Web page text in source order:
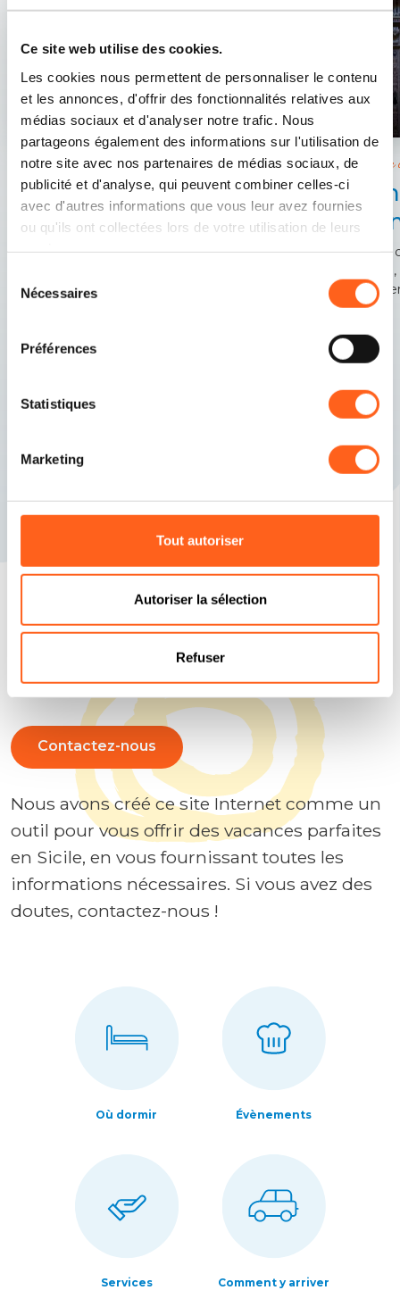
Ce site web utilise des cookies.
Les cookies nous permettent de personnaliser le contenu
et les annonces, d'offrir des fonctionnalités relatives aux
médias sociaux et d'analyser notre trafic. Nous
partageons également des informations sur l'utilisation de
notre site avec nos partenaires de médias sociaux, de
publicité et d'analyse, qui peuvent combiner celles-ci
avec d'autres informations que vous leur avez fournies
ou qu'ils ont collectées lors de votre utilisation de leurs
Nécessaires
Préférences
Statistiques
Marketing
Tout autoriser
Autoriser la sélection
Refuser
Trapani
Au cœur de la cité des deux mers
Le
Dans
sa
Répondons à vos questions
Planifiez vos vacances
Contactez-nous
Nous avons créé ce site Internet comme un
outil pour vous offrir des vacances parfaites
en Sicile, en vous fournissant toutes les
informations nécessaires. Si vous avez des
doutes, contactez-nous !
Où dormir Évènements
Services Comment y arriver